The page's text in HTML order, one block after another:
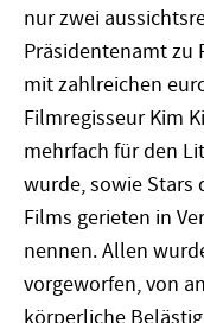
nur zwei
Präsidentenamt zu
mit zahlreichen
Filmregisseur Kim
mehrfach für den
wurde, sowie Stars
Films gerieten in
nennen. Allen
vorgeworfen, von
körperliche